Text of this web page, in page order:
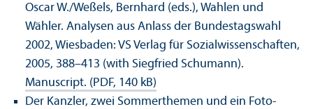
Oscar W./Weßels, Bernhard (eds.), Wahlen und
Wähler. Analysen aus Anlass der Bundestagswahl
2002, Wiesbaden: VS Verlag für Sozialwissenschaften,
2005, 388–413 (with Siegfried Schumann).
Manuscript. (PDF, 140 kB)
Der Kanzler, zwei Sommerthemen und ein Foto-